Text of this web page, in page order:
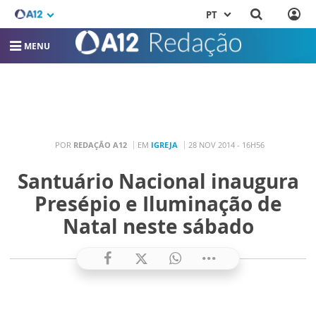
PT
MENU
POR REDAÇÃO A12 EM IGREJA 28 NOV 2014 - 16H56
Santuário Nacional inaugura
Presépio e Iluminação de
Natal neste sábado